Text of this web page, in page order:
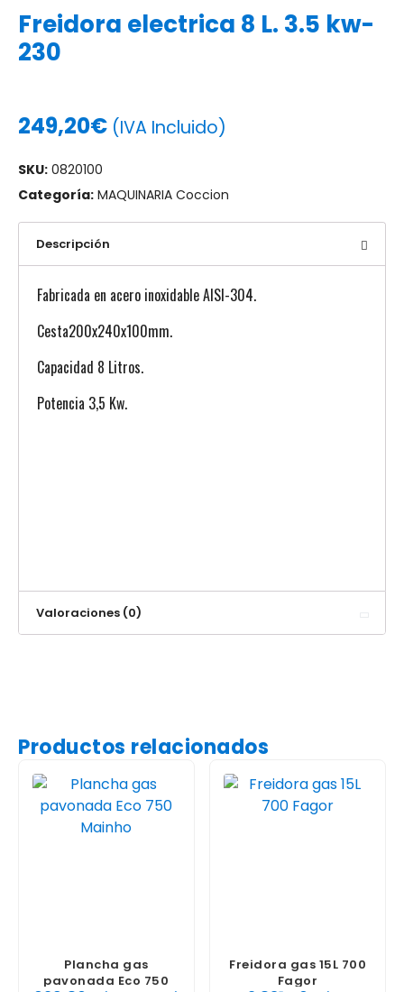
Freidora electrica 8 L. 3.5 kw-
230
249,20€ (IVA Incluido)
SKU: 0820100
Categoría: MAQUINARIA Coccion
Descripción
Fabricada en acero inoxidable AISI-304.
Cesta200x240x100mm.
Capacidad 8 Litros.
Potencia 3,5 Kw.
Valoraciones (0)
Productos relacionados
Plancha gas
pavonada Eco 750
Freidora gas 15L 700
Fagor